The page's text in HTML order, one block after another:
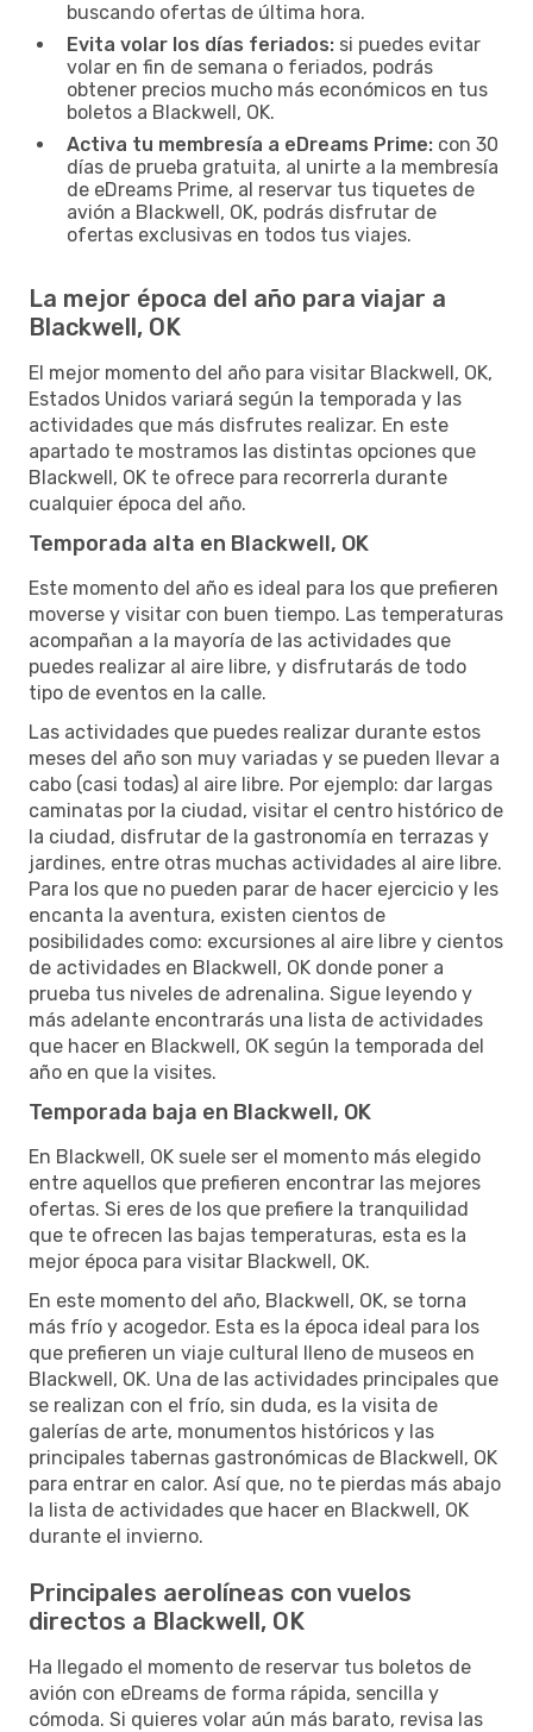
buscando ofertas de última hora.
Evita volar los días feriados: si puedes evitar
volar en fin de semana o feriados, podrás
obtener precios mucho más económicos en tus
boletos a Blackwell, OK.
Activa tu membresía a eDreams Prime: con 30
días de prueba gratuita, al unirte a la membresía
de eDreams Prime, al reservar tus tiquetes de
avión a Blackwell, OK, podrás disfrutar de
ofertas exclusivas en todos tus viajes.
La mejor época del año para viajar a
Blackwell, OK
El mejor momento del año para visitar Blackwell, OK,
Estados Unidos variará según la temporada y las
actividades que más disfrutes realizar. En este
apartado te mostramos las distintas opciones que
Blackwell, OK te ofrece para recorrerla durante
cualquier época del año.
Temporada alta en Blackwell, OK
Este momento del año es ideal para los que prefieren
moverse y visitar con buen tiempo. Las temperaturas
acompañan a la mayoría de las actividades que
puedes realizar al aire libre, y disfrutarás de todo
tipo de eventos en la calle.
Las actividades que puedes realizar durante estos
meses del año son muy variadas y se pueden llevar a
cabo (casi todas) al aire libre. Por ejemplo: dar largas
caminatas por la ciudad, visitar el centro histórico de
la ciudad, disfrutar de la gastronomía en terrazas y
jardines, entre otras muchas actividades al aire libre.
Para los que no pueden parar de hacer ejercicio y les
encanta la aventura, existen cientos de
posibilidades como: excursiones al aire libre y cientos
de actividades en Blackwell, OK donde poner a
prueba tus niveles de adrenalina. Sigue leyendo y
más adelante encontrarás una lista de actividades
que hacer en Blackwell, OK según la temporada del
año en que la visites.
Temporada baja en Blackwell, OK
En Blackwell, OK suele ser el momento más elegido
entre aquellos que prefieren encontrar las mejores
ofertas. Si eres de los que prefiere la tranquilidad
que te ofrecen las bajas temperaturas, esta es la
mejor época para visitar Blackwell, OK.
En este momento del año, Blackwell, OK, se torna
más frío y acogedor. Esta es la época ideal para los
que prefieren un viaje cultural lleno de museos en
Blackwell, OK. Una de las actividades principales que
se realizan con el frío, sin duda, es la visita de
galerías de arte, monumentos históricos y las
principales tabernas gastronómicas de Blackwell, OK
para entrar en calor. Así que, no te pierdas más abajo
la lista de actividades que hacer en Blackwell, OK
durante el invierno.
Principales aerolíneas con vuelos
directos a Blackwell, OK
Ha llegado el momento de reservar tus boletos de
avión con eDreams de forma rápida, sencilla y
cómoda. Si quieres volar aún más barato, revisa las